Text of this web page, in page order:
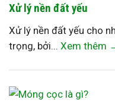
Xử lý nền đất yếu
Xử lý nền đất yếu cho
trọng, bởi... Xem thêm